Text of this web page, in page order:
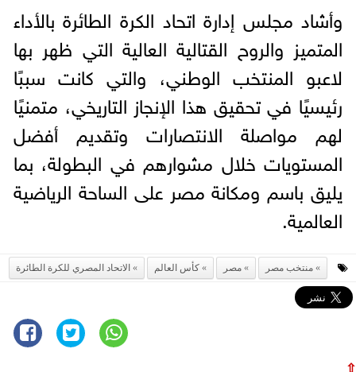
وأشاد مجلس إدارة اتحاد الكرة الطائرة بالأداء
المتميز والروح القتالية العالية التي ظهر بها
لاعبو المنتخب الوطني، والتي كانت سببًا
رئيسيًا في تحقيق هذا الإنجاز التاريخي، متمنيًا
لهم مواصلة الانتصارات وتقديم أفضل
المستويات خلال مشوارهم في البطولة، بما
يليق باسم ومكانة مصر على الساحة الرياضية
العالمية.
منتخب مصر مصر كأس العالم الاتحاد المصري للكرة الطائرة
⇧